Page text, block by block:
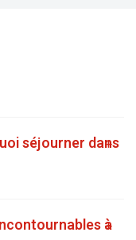
séjourner dans
à